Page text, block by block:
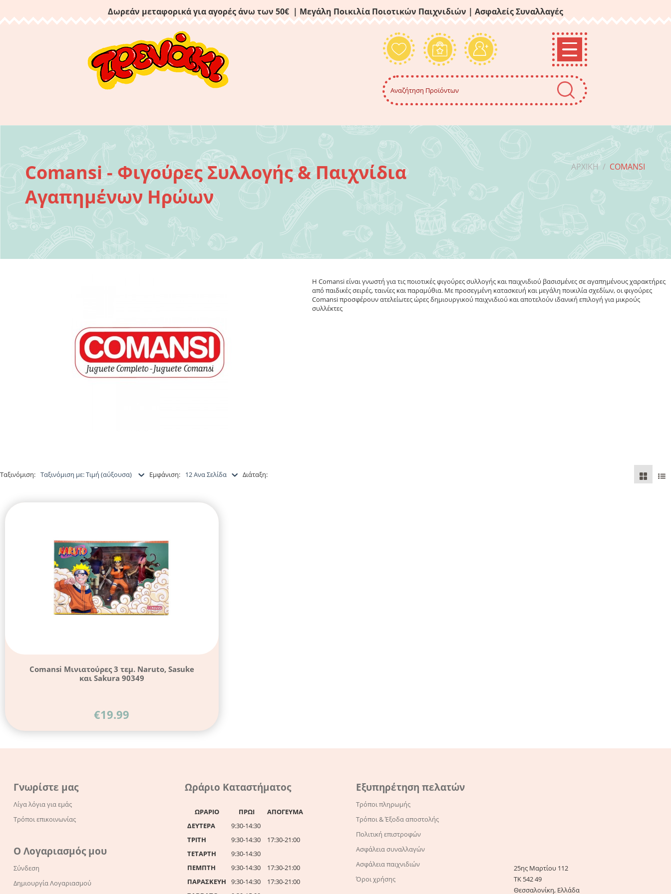
Δωρεάν μεταφορικά για αγορές άνω των 50€ | Μεγάλη Ποικιλία Ποιοτικών Παιχνιδιών | Ασφαλείς Συναλλαγές
Comansi - Φιγούρες Συλλογής & Παιχνίδια
Αγαπημένων Ηρώων
ΑΡΧΙΚΉ / COMANSI
Η Comansi είναι γνωστή για τις ποιοτικές φιγούρες συλλογής και παιχνιδιού βασισμένες σε αγαπημένους χαρακτήρες
από παιδικές σειρές, ταινίες και παραμύθια. Με προσεγμένη κατασκευή και μεγάλη ποικιλία σχεδίων, οι φιγούρες
Comansi προσφέρουν ατελείωτες ώρες δημιουργικού παιχνιδιού και αποτελούν ιδανική επιλογή για μικρούς
συλλέκτες
Ταξινόμιση: Ταξινόμιση με: Τιμή (αύξουσα) Εμφάνιση: 12 Ανα Σελίδα Διάταξη:
Comansi Μινιατούρες 3 τεμ. Naruto, Sasuke
και Sakura 90349
€19.99
Γνωρίστε μας
Λίγα λόγια για εμάς
Τρόποι επικοινωνίας
Ο Λογαριασμός μου
Σύνδεση
Δημιουργία Λογαριασμού
Ωράριο Καταστήματος
ΩΡΑΡΙΟ ΠΡΩΙ
ΑΠΟΓΕΥΜΑ
ΔΕΥΤΕΡΑ
9:30-14:30
ΤΡΙΤΗ
9:30-14:30
17:30-21:00
ΤΕΤΑΡΤΗ
9:30-14:30
ΠΕΜΠΤΗ
9:30-14:30
17:30-21:00
ΠΑΡΑΣΚΕΥΗ
9:30-14:30
17:30-21:00
Εξυπηρέτηση πελατών
Τρόποι πληρωμής
Τρόποι & Έξοδα αποστολής
Πολιτική επιστροφών
Ασφάλεια συναλλαγών
Ασφάλεια παιχνιδιών
Όροι χρήσης
25ης Μαρτίου 112
ΤΚ 542 49
Θεσσαλονίκη, Ελλάδα